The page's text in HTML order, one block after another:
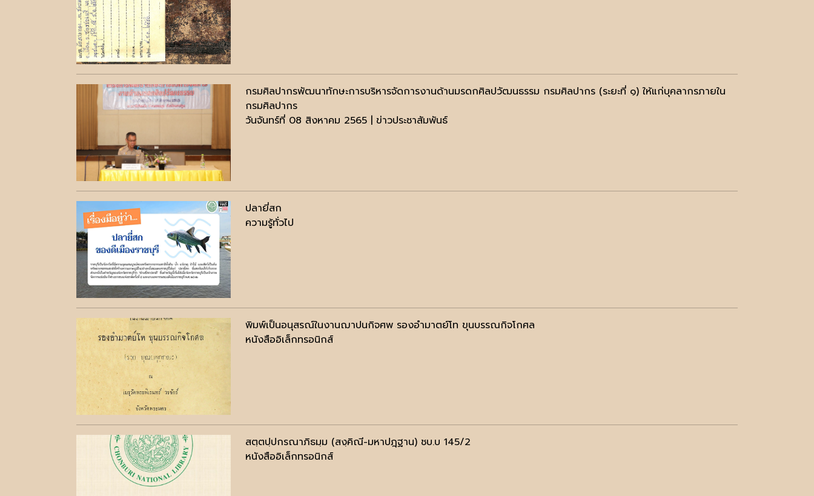
กรมศิลปากรพัฒนาทักษะการบริหารจัดการงานด้านมรดกศิลปวัฒนธรรม กรมศิลปากร (ระยะที่ ๑) ให้แก่บุคลากรภายใน
กรมศิลปากร
วันจันทร์ที่ 08 สิงหาคม 2565 | ข่าวประชาสัมพันธ์
ปลายี่สก
ความรู้ทั่วไป
พิมพ์เป็นอนุสรณ์ในงานฌาปนกิจศพ รองอำมาตย์โท ขุนบรรณกิจโกศล
หนังสืออิเล็กทรอนิกส์
สตฺตปฺปกรณาภิธมฺม (สงฺคิณี-มหาปฎฺฐาน) ชบ.บ 145/2
หนังสืออิเล็กทรอนิกส์